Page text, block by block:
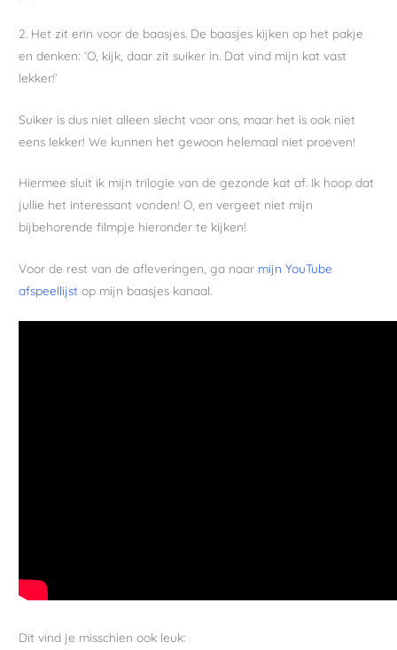
2. Het zit erin voor de baasjes. De baasjes kijken op het pakje
en denken: ‘O, kijk, daar zit suiker in. Dat vind mijn kat vast
lekker!’
Suiker is dus niet alleen slecht voor ons, maar het is ook niet
eens lekker! We kunnen het gewoon helemaal niet proeven!
Hiermee sluit ik mijn trilogie van de gezonde kat af. Ik hoop dat
jullie het interessant vonden! O, en vergeet niet mijn
bijbehorende filmpje hieronder te kijken!
Voor de rest van de afleveringen, ga naar mijn YouTube
afspeellijst op mijn baasjes kanaal.
Dit vind je misschien ook leuk: